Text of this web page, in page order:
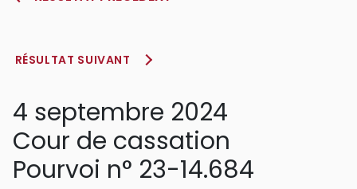
RÉSULTAT SUIVANT
4 septembre 2024
Cour de cassation
Pourvoi n° 23-14.684